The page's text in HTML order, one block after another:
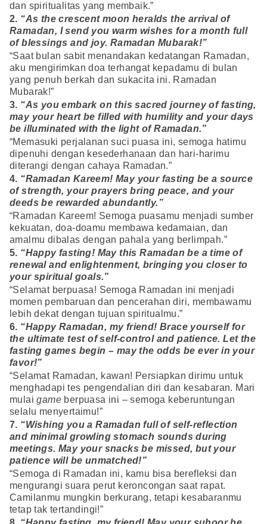
dan spiritualitas yang membaik.”
2. “As the crescent moon heralds the arrival of
Ramadan, I send you warm wishes for a month full
of blessings and joy. Ramadan Mubarak!”
“Saat bulan sabit menandakan kedatangan Ramadan,
aku mengirimkan doa terhangat kepadamu di bulan
yang penuh berkah dan sukacita ini. Ramadan
Mubarak!”
3. “As you embark on this sacred journey of fasting,
may your heart be filled with humility and your days
be illuminated with the light of Ramadan.”
“Memasuki perjalanan suci puasa ini, semoga hatimu
dipenuhi dengan kesederhanaan dan hari-harimu
diterangi dengan cahaya Ramadan.”
4. “Ramadan Kareem! May your fasting be a source
of strength, your prayers bring peace, and your
deeds be rewarded abundantly.”
“Ramadan Kareem! Semoga puasamu menjadi sumber
kekuatan, doa-doamu membawa kedamaian, dan
amalmu dibalas dengan pahala yang berlimpah.”
5. “Happy fasting! May this Ramadan be a time of
renewal and enlightenment, bringing you closer to
your spiritual goals.”
“Selamat berpuasa! Semoga Ramadan ini menjadi
momen pembaruan dan pencerahan diri, membawamu
lebih dekat dengan tujuan spiritualmu.”
6. “Happy Ramadan, my friend! Brace yourself for
the ultimate test of self-control and patience. Let the
fasting games begin – may the odds be ever in your
favor!”
“Selamat Ramadan, kawan! Persiapkan dirimu untuk
menghadapi tes pengendalian diri dan kesabaran. Mari
mulaigame berpuasa ini – semoga keberuntungan
selalu menyertaimu!”
7. “Wishing you a Ramadan full of self-reflection
and minimal growling stomach sounds during
meetings. May your snacks be missed, but your
patience will be unmatched!”
“Semoga di Ramadan ini, kamu bisa berefleksi dan
mengurangi suara perut keroncongan saat rapat.
Camilanmu mungkin berkurang, tetapi kesabaranmu
tetap tak tertandingi!”